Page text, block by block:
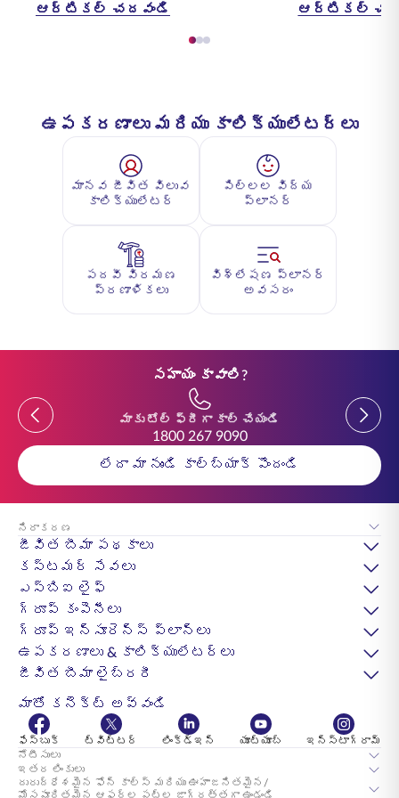
ఆర్టికల్ చదవండి
ఆర్టికల్
ఉపకరణాలు మరియు కాలిక్యులేటర్లు
మానవ జీవిత విలువ
కాలిక్యులేటర్
పిల్లల విద్య
ప్లానర్
పదవీ విరమణ
ప్రణాళికలు
విశ్లేషణ ప్లానర్
అవసరం
సహాయం కావాలి?
Previous
మాకు టోల్ ఫ్రీగా కాల్ చేయండి
1800 267 9090
Previous
లేదా మా నుండి కాల్‌బ్యాక్ పొందండి
నిరాకరణ
జీవిత బీమా పథకాలు
కస్టమర్ సేవలు
ఎస్‌బిఐ లైఫ్
గ్రూప్ కంపెనీలు
గ్రూప్ ఇన్సూరెన్స్ ప్లాన్లు
ఉపకరణాలు & కాలిక్యులేటర్లు
జీవిత బీమా లైబ్రరీ
మాతో కనెక్ట్ అవ్వండి
ఫేస్బుక్ ట్విట్టర్ లింక్డ్ఇన్ యూట్యూబ్
ఇన్స్టాగ్రామ్
నోటీసులు
ఇతర లింకులు
దురుద్ధేశమైన ఫోన్ కాల్స్ మరియు ఊహాజనితమైన/
మోసపూరితమైన ఆఫర్ల పట్ల జాగ్రత్తగా ఉండండి